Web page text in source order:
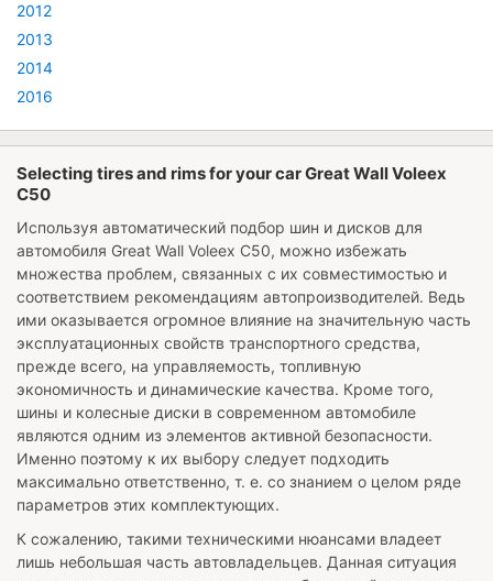
2012
2013
2014
2016
Selecting tires and rims for your car Great Wall Voleex
C50
Используя автоматический подбор шин и дисков для
автомобиля Great Wall Voleex C50, можно избежать
множества проблем, связанных с их совместимостью и
соответствием рекомендациям автопроизводителей. Ведь
ими оказывается огромное влияние на значительную часть
эксплуатационных свойств транспортного средства,
прежде всего, на управляемость, топливную
экономичность и динамические качества. Кроме того,
шины и колесные диски в современном автомобиле
являются одним из элементов активной безопасности.
Именно поэтому к их выбору следует подходить
максимально ответственно, т. е. со знанием о целом ряде
параметров этих комплектующих.
К сожалению, такими техническими нюансами владеет
лишь небольшая часть автовладельцев. Данная ситуация